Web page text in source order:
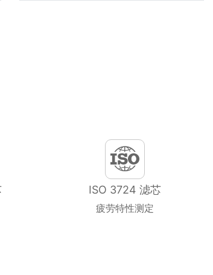
ISO 3724 滤芯
疲劳特性测定